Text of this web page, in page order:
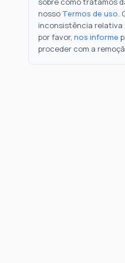
nosso Termos de uso.
inconsistência relativa
por favor, nos informe
proceder com a